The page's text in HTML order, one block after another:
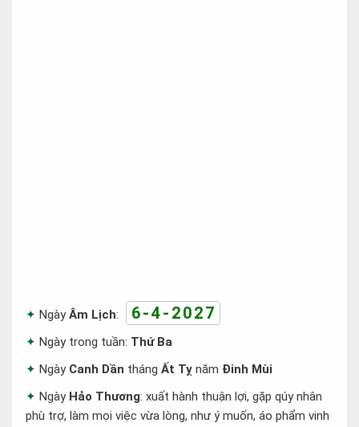
NgàyÂm Lịch: 6-4-2027
Ngày trong tuần: Thứ Ba
Ngày Canh Dần tháng Ất Tỵ năm Đinh Mùi
Ngày Hảo Thương: xuất hành thuận lợi, gặp qúy nhân
phù trợ, làm mọi việc vừa lòng, như ý muốn, áo phẩm vinh